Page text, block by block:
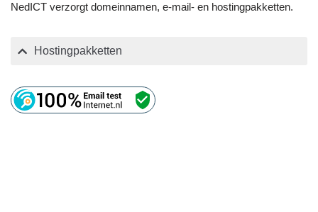
NedICT verzorgt domeinnamen, e-mail- en hostingpakketten.
Hostingpakketten